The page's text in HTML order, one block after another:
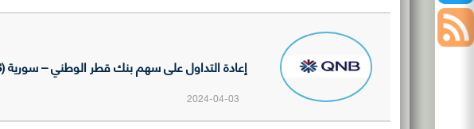
إعادة التداول على سهم بنك قطر الوطني – سورية (QNBS)
2024-04-03